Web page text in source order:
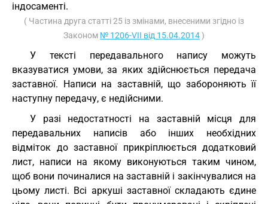
індосаменті.
( Частина друга статті 25 із змінами, внесеними згідно із
Законом № 1206-VII від 15.04.2014)
У тексті передавального напису можуть
вказуватися умови, за яких здійснюється передача
заставної. Написи на заставній, що забороняють її
наступну передачу, є недійсними.
У разі недостатності на заставній місця для
передавальних написів або інших необхідних
відміток до заставної прикріплюється додатковий
лист, написи на якому виконуються таким чином,
щоб вони починалися на заставній і закінчувалися на
цьому листі. Всі аркуші заставної складають єдине